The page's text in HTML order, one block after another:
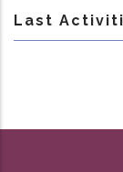
Last